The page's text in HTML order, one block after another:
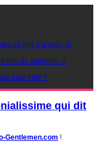
de fins d’année, la
de soins bio et
pour l’été ?
qui dit
Gentlemen.com !